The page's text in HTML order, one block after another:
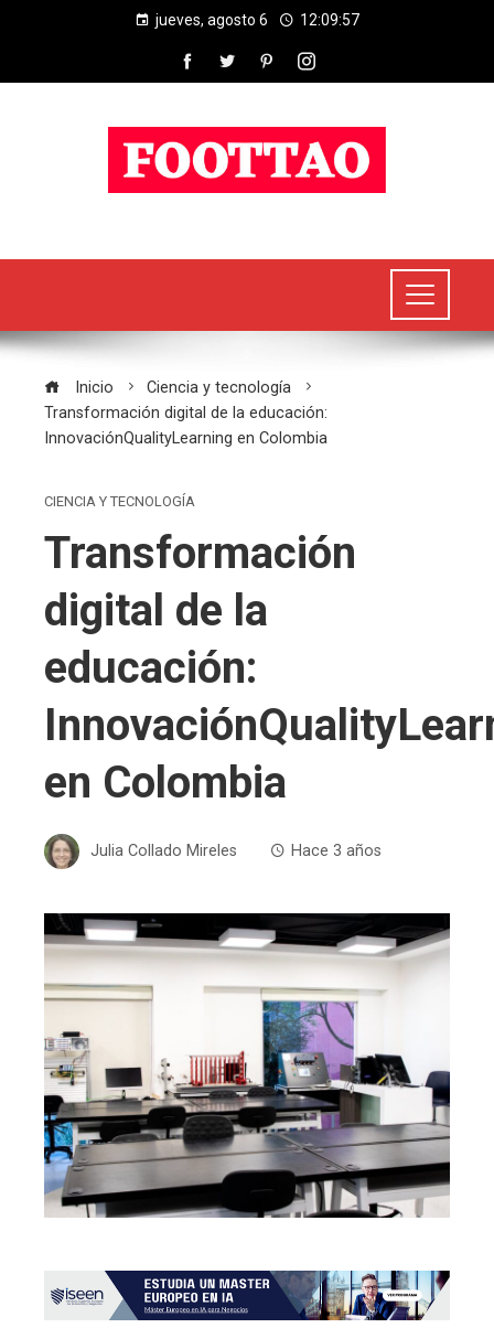
jueves, agosto 6 12:09:57
Inicio
Ciencia y tecnología
Transformación digital de la educación:
InnovaciónQualityLearning en Colombia
CIENCIA Y TECNOLOGÍA
Transformación
digital de la
educación:
en Colombia
Julia Collado Mireles Hace 3 años